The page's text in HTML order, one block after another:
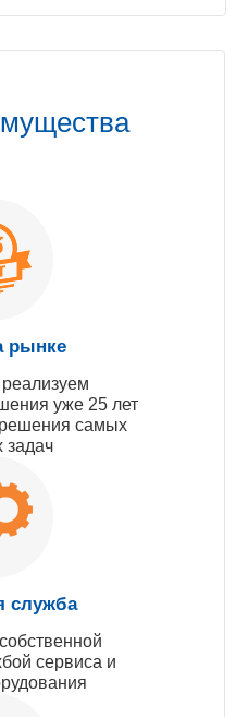
рынке
уже 25 лет
самых
задач
служба
сервиса и